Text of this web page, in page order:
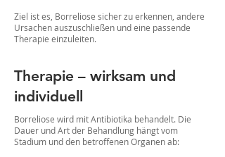
Ziel ist es, Borreliose sicher zu erkennen, andere
Ursachen auszuschließen und eine passende
Therapie einzuleiten.
Therapie – wirksam und
individuell
Borreliose wird mit Antibiotika behandelt. Die
Dauer und Art der Behandlung hängt vom
Stadium und den betroffenen Organen ab: